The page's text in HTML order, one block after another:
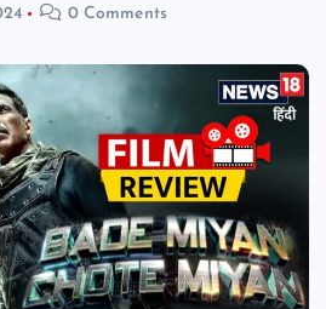
0 Comments